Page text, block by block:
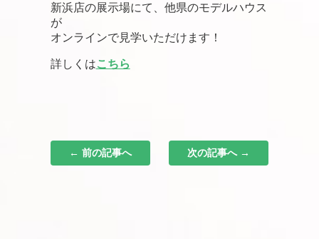
新浜店の展示場にて、他県のモデルハウス
が
オンラインで見学いただけます！
詳しくはこちら
← 前の記事へ 次の記事へ →